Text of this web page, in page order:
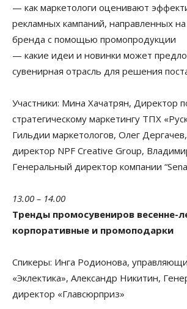
— как маркетологи оценивают
рекламных кампаний, направленных
бренда с помощью промопродукции
— какие идеи и новинки может
сувенирная отрасль для решения
Участники: Мина Хачатрян, Директор
стратегическому маркетингу ТПХ
Гильдии маркетологов, Олег
директор NPF Creative Group,
Генеральный директор компании
13.00 – 14.00
Тренды промосувениров весенне-
корпоративные и промоподарки
Спикеры: Инга Родионова,
«Эклектика», Александр Никитин,
директор «Главсюрприз»